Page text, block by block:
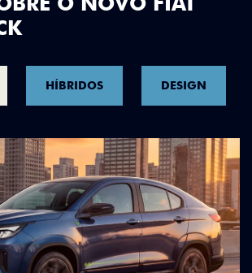
HÍBRIDOS DESIGN